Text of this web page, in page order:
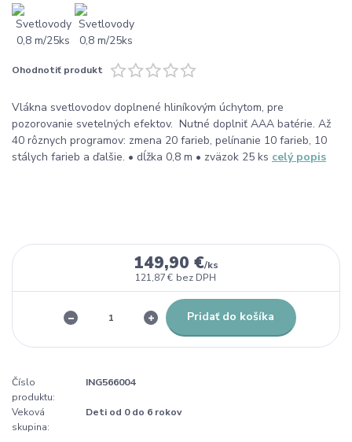
Ohodnotiť produkt
Vlákna svetlovodov doplnené hliníkovým úchytom, pre
pozorovanie svetelných efektov. Nutné doplniť AAA batérie. Až
40 rôznych programov: zmena 20 farieb, pelínanie 10 farieb, 10
stálych farieb a ďalšie. • dĺžka 0,8 m • zväzok 25 ks celý popis
149,90 €/ks
121,87 € bez DPH
Pridať do košíka
Číslo
produktu:
ING566004
Veková
skupina:
Deti od 0 do 6 rokov